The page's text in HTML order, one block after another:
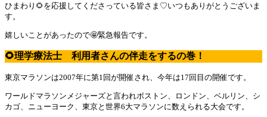
ひまわり🌻を応援してくださっている皆さま♡いつもありがとうございま
す。
嬉しいことがあったので🤩緊急報告です。
🌻理学療法士 利用者さんの伴走をするの巻！
東京マラソンは2007年に第1回が開催され、今年は17回目の開催です。
ワールドマラソンメジャーズと言われボストン、ロンドン、ベルリン、シ
カゴ、ニューヨーク、東京と世界6大マラソンに数えられる大会です。